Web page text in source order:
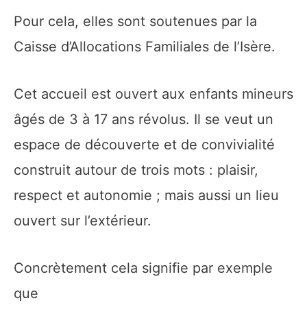
Pour cela, elles sont soutenues par la
Caisse d’Allocations Familiales de l’Isère.
Cet accueil est ouvert aux enfants mineurs
âgés de 3 à 17 ans révolus. Il se veut un
espace de découverte et de convivialité
construit autour de trois mots : plaisir,
respect et autonomie ; mais aussi un lieu
ouvert sur l’extérieur.
Concrètement cela signifie par exemple
que